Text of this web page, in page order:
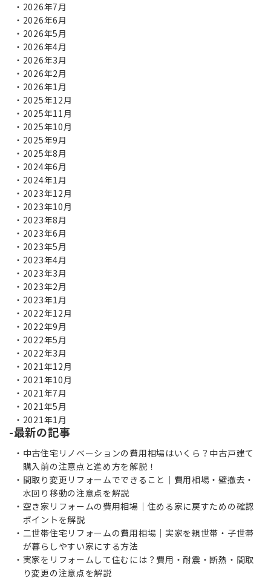
2026年7月
2026年6月
2026年5月
2026年4月
2026年3月
2026年2月
2026年1月
2025年12月
2025年11月
2025年10月
2025年9月
2025年8月
2024年6月
2024年1月
2023年12月
2023年10月
2023年8月
2023年6月
2023年5月
2023年4月
2023年3月
2023年2月
2023年1月
2022年12月
2022年9月
2022年5月
2022年3月
2021年12月
2021年10月
2021年7月
2021年5月
2021年1月
最新の記事
中古住宅リノベーションの費用相場はいくら？中古戸建て
購入前の注意点と進め方を解説！
間取り変更リフォームでできること｜費用相場・壁撤去・
水回り移動の注意点を解説
空き家リフォームの費用相場｜住める家に戻すための確認
ポイントを解説
二世帯住宅リフォームの費用相場｜実家を親世帯・子世帯
が暮らしやすい家にする方法
実家をリフォームして住むには？費用・耐震・断熱・間取
り変更の注意点を解説